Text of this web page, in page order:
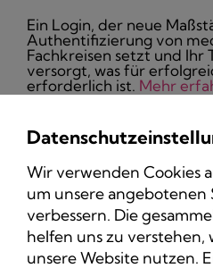
Ein Login, der neue
Authentifizierung von
Fachkreisen setzt und Ihr
versorgt, was für
erforderlich ist. Mehr
Wir verwenden Cookies
um unsere angebotenen
verbessern. Die
helfen uns zu verstehen,
unsere Website nutzen.